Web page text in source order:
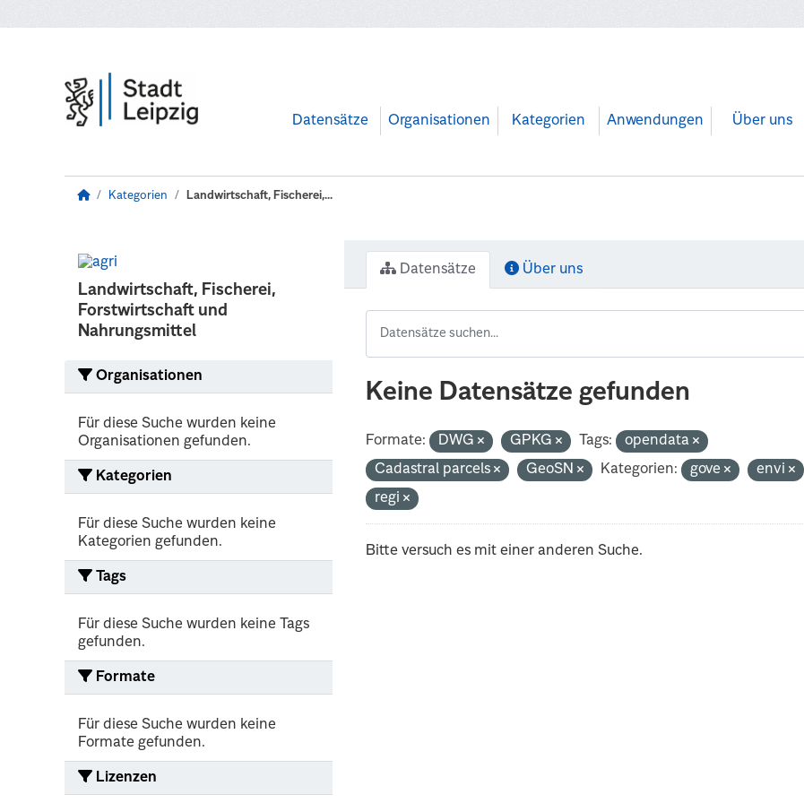
Datensätze Organisationen Kategorien Anwendungen Über uns
Kategorien Landwirtschaft, Fischerei,...
Landwirtschaft, Fischerei,
Forstwirtschaft und
Nahrungsmittel
Organisationen
Für diese Suche wurden keine
Organisationen gefunden.
Kategorien
Für diese Suche wurden keine
Kategorien gefunden.
Tags
Für diese Suche wurden keine Tags
gefunden.
Formate
Für diese Suche wurden keine
Formate gefunden.
Lizenzen
Datensätze Über uns
Keine Datensätze gefunden
Formate: DWG GPKG Tags:
opendata
Cadastral parcels
GeoSN Kategorien: gove
envi
regi
Bitte versuch es mit einer anderen Suche.